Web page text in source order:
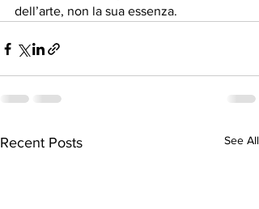
dell’arte, non la sua essenza.
Recent Posts See All